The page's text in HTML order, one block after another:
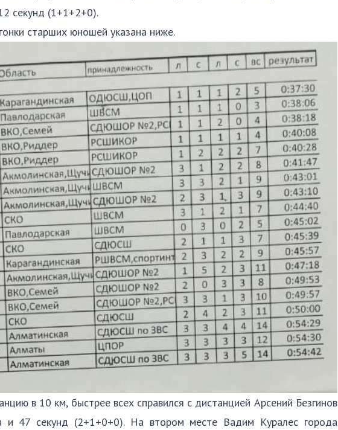
секунд (1+1+2+0).
старших юношей указана ниже.
в 10 км, быстрее всех справился с дистанцией Арсений Безгинов
и 47 секунд (2+1+0+0). На втором месте Вадим Куралес города